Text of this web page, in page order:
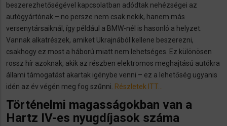
beszerezhetőségével kapcsolatban adódtak nehézségei az
autógyártónak – no persze nem csak nekik, hanem más
versenytársaiknál, így például a BMW-nél is hasonló a helyzet.
Vannak alkatrészek, amiket Ukrajnából kellene beszerezni,
csakhogy ez most a háború miatt nem lehetséges. Ez különösen
rossz hír azoknak, akik az részben elektromos meghajtású autókra
állami támogatást akartak igénybe venni – ez a lehetőség ugyanis
idén az év végén meg fog szűnni. Részletek ITT…
Történelmi magasságokban van a
Hartz IV-es nyugdíjasok száma